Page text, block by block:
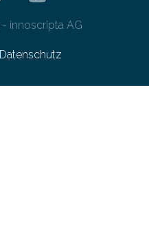
innoscripta AG
Datenschutz